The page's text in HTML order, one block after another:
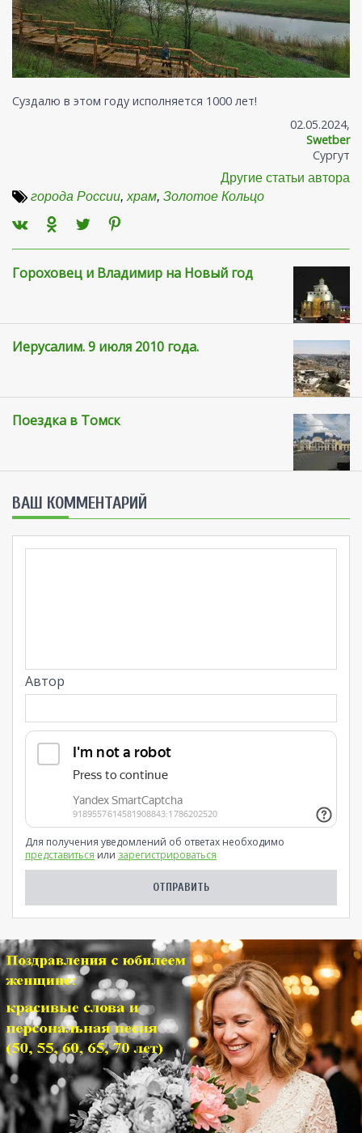
Суздалю в этом году исполняется 1000 лет!
02.05.2024,
Swetber
Сургут
Другие статьи автора
города России, храм, Золотое Кольцо
Гороховец и Владимир на Новый год
Иерусалим. 9 июля 2010 года.
Поездка в Томск
ВАШ КОММЕНТАРИЙ
Автор
Для получения уведомлений об ответах необходимо
представиться или зарегистрироваться